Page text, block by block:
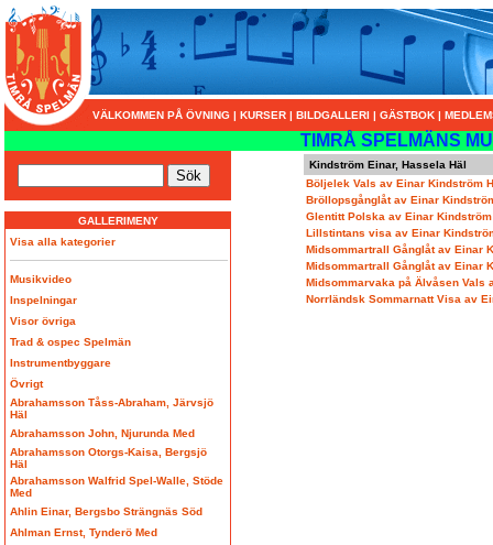
VÄLKOMMEN PÅ ÖVNING | KURSER | BILDGALLERI | GÄSTBOK |
TIMRÅ SPELMÄNS
GALLERIMENY
Visa alla kategorier
Musikvideo
Inspelningar
Visor övriga
Trad & ospec Spelmän
Instrumentbyggare
Övrigt
Abrahamsson Tåss-Abraham, Järvsjö
Häl
Abrahamsson John, Njurunda Med
Abrahamsson Otorgs-Kaisa, Bergsjö
Häl
Abrahamsson Walfrid Spel-Walle, Stöde
Med
Ahlin Einar, Bergsbo Strängnäs Söd
Ahlman Ernst, Tynderö Med
Kindström Einar, Hassela Häl
Böljelek Vals av Einar Kindström
Bröllopsgånglåt av Einar
Glentitt Polska av Einar
Lillstintans visa av Einar
Midsommartrall Gånglåt av Einar
Midsommartrall Gånglåt av Einar
Midsommarvaka på Älvåsen Vals
Norrländsk Sommarnatt Visa av